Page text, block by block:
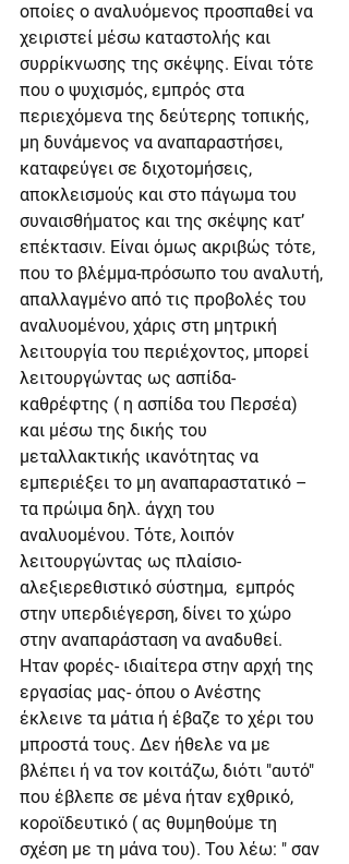
οποίες ο αναλυόμενος προσπαθεί να
χειριστεί μέσω καταστολής και
συρρίκνωσης της σκέψης. Είναι τότε
που ο ψυχισμός, εμπρός στα
περιεχόμενα της δεύτερης τοπικής,
μη δυνάμενος να αναπαραστήσει,
καταφεύγει σε διχοτομήσεις,
αποκλεισμούς και στο πάγωμα του
συναισθήματος και της σκέψης κατ’
επέκτασιν. Είναι όμως ακριβώς τότε,
που το βλέμμα-πρόσωπο του αναλυτή,
απαλλαγμένο από τις προβολές του
αναλυομένου, χάρις στη μητρική
λειτουργία του περιέχοντος, μπορεί
λειτουργώντας ως ασπίδα-
καθρέφτης ( η ασπίδα του Περσέα)
και μέσω της δικής του
μεταλλακτικής ικανότητας να
εμπεριέξει το μη αναπαραστατικό –
τα πρώιμα δηλ. άγχη του
αναλυομένου. Τότε, λοιπόν
λειτουργώντας ως πλαίσιο-
αλεξιερεθιστικό σύστημα,  εμπρός
στην υπερδιέγερση, δίνει το χώρο
στην αναπαράσταση να αναδυθεί.
Ηταν φορές- ιδιαίτερα στην αρχή της
εργασίας μας- όπου ο Ανέστης
έκλεινε τα μάτια ή έβαζε το χέρι του
μπροστά τους. Δεν ήθελε να με
βλέπει ή να τον κοιτάζω, διότι "αυτό"
που έβλεπε σε μένα ήταν εχθρικό,
κοροϊδευτικό ( ας θυμηθούμε τη
σχέση με τη μάνα του). Του λέω: " σαν